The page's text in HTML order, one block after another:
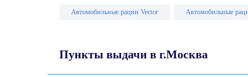
Автомобильные рации Vector Автомобильные
Пункты выдачи в г.Москва